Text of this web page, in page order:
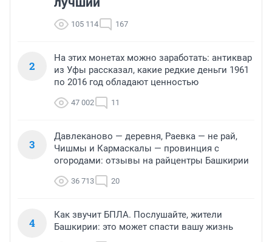
105 114 167
2
На этих монетах можно заработать: антиквар
из Уфы рассказал, какие редкие деньги 1961
по 2016 год обладают ценностью
47 002 11
3
Давлеканово — деревня, Раевка — не рай,
Чишмы и Кармаскалы — провинция с
огородами: отзывы на райцентры Башкирии
36 713 20
4
Как звучит БПЛА. Послушайте, жители
Башкирии: это может спасти вашу жизнь